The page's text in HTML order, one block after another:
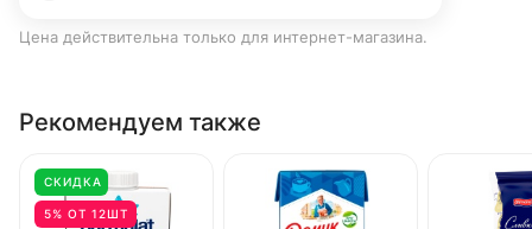
Цена действительна только для интернет-магазина.
Рекомендуем также
СКИДКА
5% ОТ 12ШТ